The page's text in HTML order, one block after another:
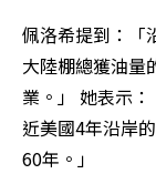
佩洛希提到：「
大陸棚總獲油
業。」 她表示
近美國4年沿岸
60年。」